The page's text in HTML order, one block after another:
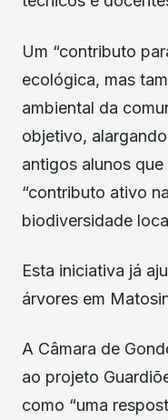
Um “contributo
ecológica, mas
ambiental da
objetivo,
antigos alunos
“contributo ativo
biodiversidade
Esta iniciativa já
árvores em
A Câmara de
ao projeto
como “uma